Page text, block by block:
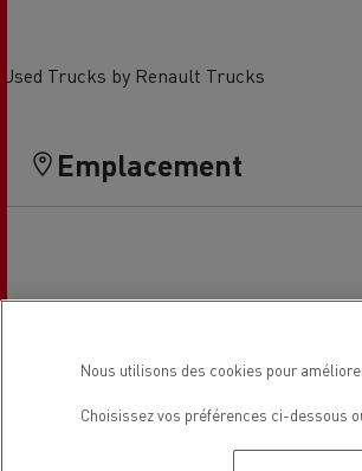
Used Trucks by Renault Trucks
Emplacement
Nous utilisons des cookies pour
Choisissez vos préférences ci-dessous